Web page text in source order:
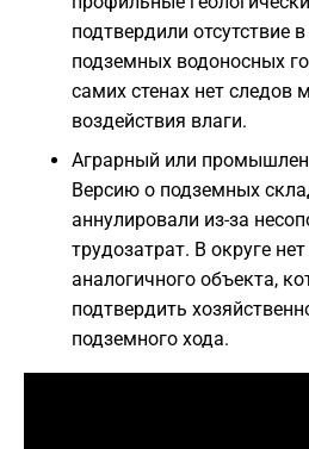
подтвердили отсутствие
подземных водоносных
самих стенах нет следов
воздействия влаги.
Аграрный или
Версию о подземных
аннулировали из-за
трудозатрат. В округе
аналогичного объекта,
подтвердить
подземного хода.